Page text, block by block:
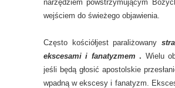
narzędziem powstrzymującym
wejściem do świeżego objawienia.
Często kościółjest paraliżowany
ekscesami i fanatyzmem . Wielu
jeśli będą głosić apostolskie
wpadną w ekscesy i fanatyzm.